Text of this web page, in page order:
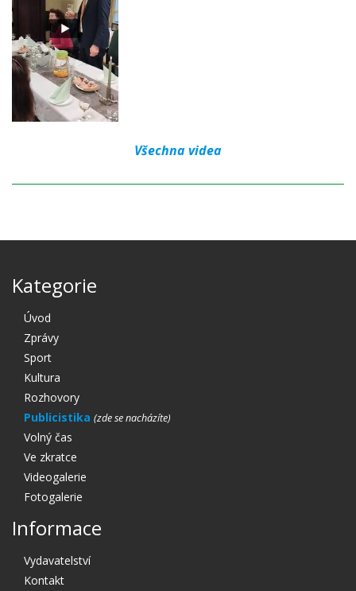
Všechna videa
Kategorie
Úvod
Zprávy
Sport
Kultura
Rozhovory
Publicistika
Volný čas
Ve zkratce
Videogalerie
Fotogalerie
Informace
Vydavatelství
Kontakt